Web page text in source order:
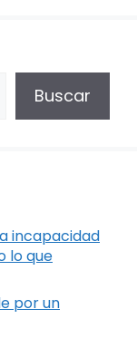
Buscar
incapacidad
lo que
por un